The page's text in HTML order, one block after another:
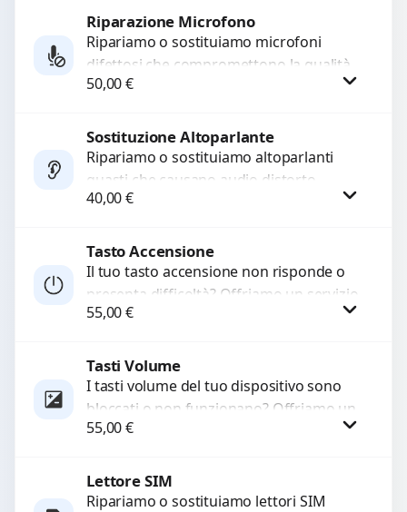
Procedi
Riparazione Microfono
Ripariamo o sostituiamo microfoni
difettosi che compromettono la qualità
audio delle registrazioni o delle
di...
50,00€
Procedi
Sostituzione Altoparlante
Ripariamo o sostituiamo altoparlanti
guasti che causano audio distorto,
basso o assente. Utilizziamo ricambi di
40,00€
Procedi
Tasto Accensione
Il tuo tasto accensione non risponde o
presenta difficoltà? Offriamo un servizio
professionale di riparazione o
55,00€
Tasti Volume
I tasti volume del tuo dispositivo sono
bloccati o non funzionano? Offriamo un
servizio di riparazione o sostituzione
55,00€
Lettore SIM
Ripariamo o sostituiamo lettori SIM